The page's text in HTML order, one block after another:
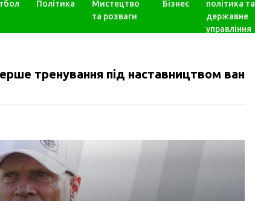
Політика
Мистецтво
та розваги
Бізнес
політика та
державне
управління
тренування під наставництвом ван